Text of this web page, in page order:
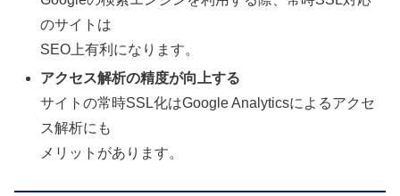
のサイトは
SEO上有利になります。
アクセス解析の精度が向上する
サイトの常時SSL化はGoogle Analyticsによるアクセ
ス解析にも
メリットがあります。